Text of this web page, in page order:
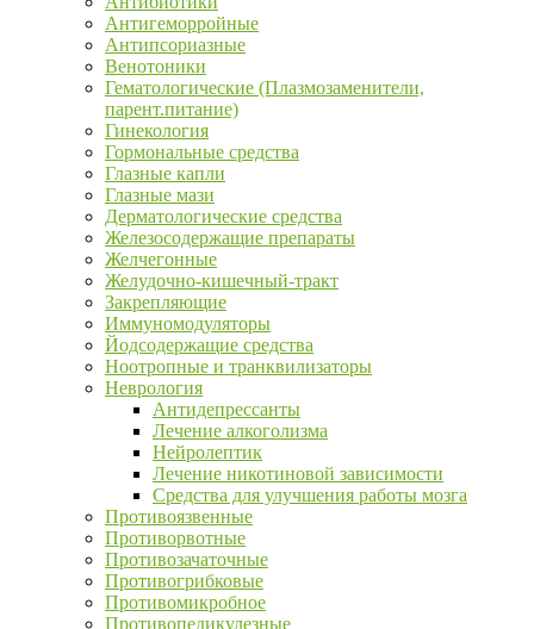
Антигеморройные
Антипсориазные
Венотоники
Гематологические (Плазмозаменители,
парент.питание)
Гинекология
Гормональные средства
Глазные капли
Глазные мази
Дерматологические средства
Железосодержащие препараты
Желчегонные
Желудочно-кишечный-тракт
Закрепляющие
Иммуномодуляторы
Йодсодержащие средства
Ноотропные и транквилизаторы
Неврология
Антидепрессанты
Лечение алкоголизма
Нейролептик
Лечение никотиновой зависимости
Средства для улучшения работы мозга
Противоязвенные
Противорвотные
Противозачаточные
Противогрибковые
Противомикробное
Противопедикулезные